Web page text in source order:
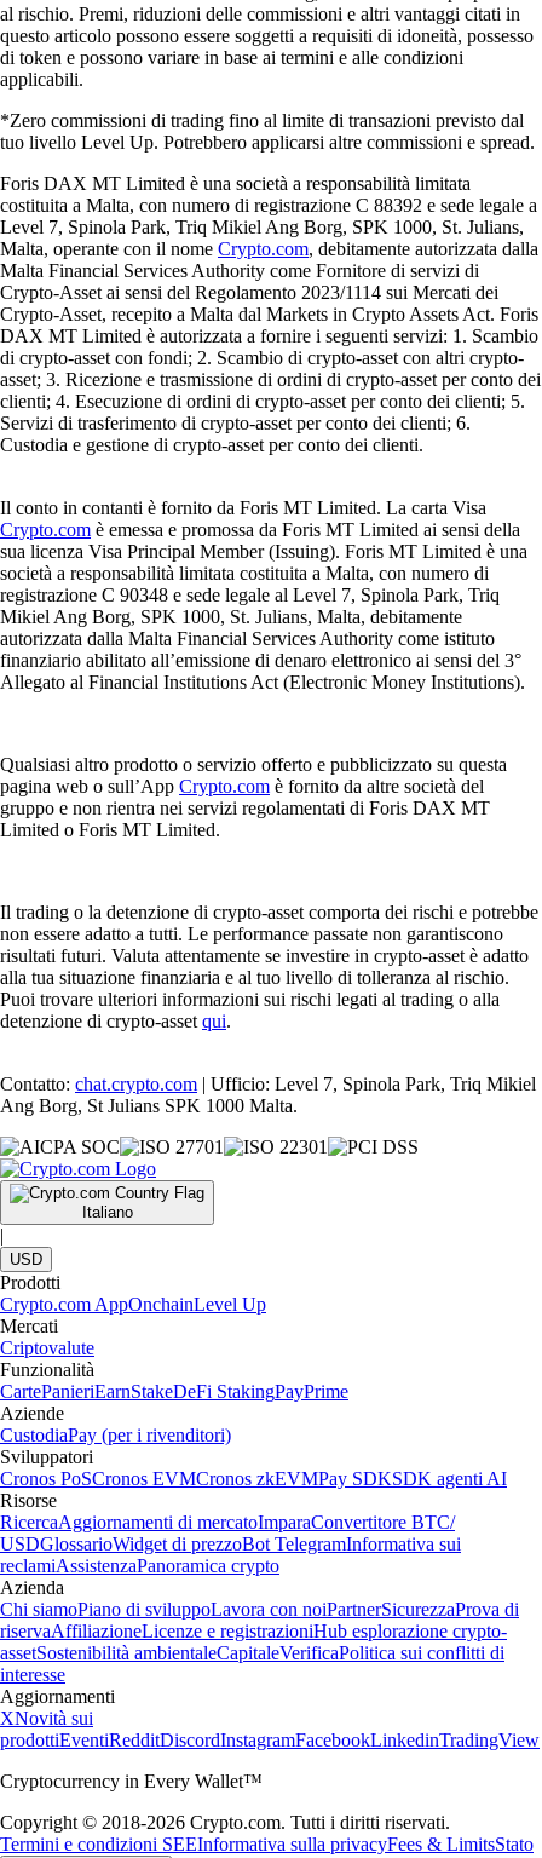
al rischio. Premi, riduzioni delle commissioni e altri vantaggi citati in
questo articolo possono essere soggetti a requisiti di idoneità, possesso
di token e possono variare in base ai termini e alle condizioni
applicabili.
*Zero commissioni di trading fino al limite di transazioni previsto dal
tuo livello Level Up. Potrebbero applicarsi altre commissioni e spread.
Foris DAX MT Limited è una società a responsabilità limitata
costituita a Malta, con numero di registrazione C 88392 e sede legale a
Level 7, Spinola Park, Triq Mikiel Ang Borg, SPK 1000, St. Julians,
Malta, operante con il nome Crypto.com, debitamente autorizzata dalla
Malta Financial Services Authority come Fornitore di servizi di
Crypto-Asset ai sensi del Regolamento 2023/1114 sui Mercati dei
Crypto-Asset, recepito a Malta dal Markets in Crypto Assets Act. Foris
DAX MT Limited è autorizzata a fornire i seguenti servizi: 1. Scambio
di crypto-asset con fondi; 2. Scambio di crypto-asset con altri crypto-
asset; 3. Ricezione e trasmissione di ordini di crypto-asset per conto dei
clienti; 4. Esecuzione di ordini di crypto-asset per conto dei clienti; 5.
Servizi di trasferimento di crypto-asset per conto dei clienti; 6.
Custodia e gestione di crypto-asset per conto dei clienti.
Il conto in contanti è fornito da Foris MT Limited. La carta Visa
Crypto.com è emessa e promossa da Foris MT Limited ai sensi della
sua licenza Visa Principal Member (Issuing). Foris MT Limited è una
società a responsabilità limitata costituita a Malta, con numero di
registrazione C 90348 e sede legale al Level 7, Spinola Park, Triq
Mikiel Ang Borg, SPK 1000, St. Julians, Malta, debitamente
autorizzata dalla Malta Financial Services Authority come istituto
finanziario abilitato all’emissione di denaro elettronico ai sensi del 3°
Allegato al Financial Institutions Act (Electronic Money Institutions).
Qualsiasi altro prodotto o servizio offerto e pubblicizzato su questa
pagina web o sull’App Crypto.com è fornito da altre società del
gruppo e non rientra nei servizi regolamentati di Foris DAX MT
Limited o Foris MT Limited.
Il trading o la detenzione di crypto-asset comporta dei rischi e potrebbe
non essere adatto a tutti. Le performance passate non garantiscono
risultati futuri. Valuta attentamente se investire in crypto-asset è adatto
alla tua situazione finanziaria e al tuo livello di tolleranza al rischio.
Puoi trovare ulteriori informazioni sui rischi legati al trading o alla
detenzione di crypto-asset qui.
Contatto: chat.crypto.com | Ufficio: Level 7, Spinola Park, Triq Mikiel
Ang Borg, St Julians SPK 1000 Malta.
Italiano
|
USD
Prodotti
Crypto.com AppOnchainLevel Up
Mercati
Criptovalute
Funzionalità
CartePanieriEarnStakeDeFi StakingPayPrime
Aziende
CustodiaPay (per i rivenditori)
Sviluppatori
Cronos PoSCronos EVMCronos zkEVMPay SDKSDK agenti AI
Risorse
RicercaAggiornamenti di mercatoImparaConvertitore BTC/
USDGlossarioWidget di prezzoBot TelegramInformativa sui
reclamiAssistenzaPanoramica crypto
Azienda
Chi siamoPiano di sviluppoLavora con noiPartnerSicurezzaProva di
riservaAffiliazioneLicenze e registrazioniHub esplorazione crypto-
assetSostenibilità ambientaleCapitaleVerificaPolitica sui conflitti di
interesse
Aggiornamenti
XNovità sui
prodottiEventiRedditDiscordInstagramFacebookLinkedinTradingView
Cryptocurrency in Every Wallet™
Copyright © 2018-2026 Crypto.com. Tutti i diritti riservati.
Termini e condizioni SEEInformativa sulla privacyFees & LimitsStato